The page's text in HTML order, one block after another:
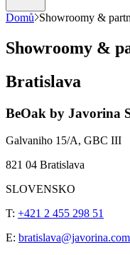
Domů Showroomy &
Showroomy &
Bratislava
BeOak by Javorina
Galvaniho 15/A, GBC III
821 04 Bratislava
SLOVENSKO
T: +421 2 455 298 51
E: bratislava@javorina.com